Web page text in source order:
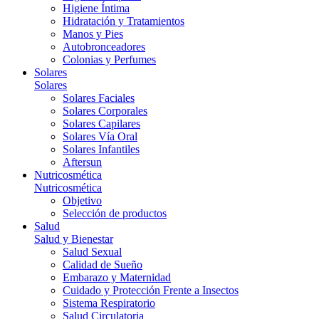
Higiene Íntima
Hidratación y Tratamientos
Manos y Pies
Autobronceadores
Colonias y Perfumes
Solares
Solares
Solares Faciales
Solares Corporales
Solares Capilares
Solares Vía Oral
Solares Infantiles
Aftersun
Nutricosmética
Nutricosmética
Objetivo
Selección de productos
Salud
Salud y Bienestar
Salud Sexual
Calidad de Sueño
Embarazo y Maternidad
Cuidado y Protección Frente a Insectos
Sistema Respiratorio
Salud Circulatoria